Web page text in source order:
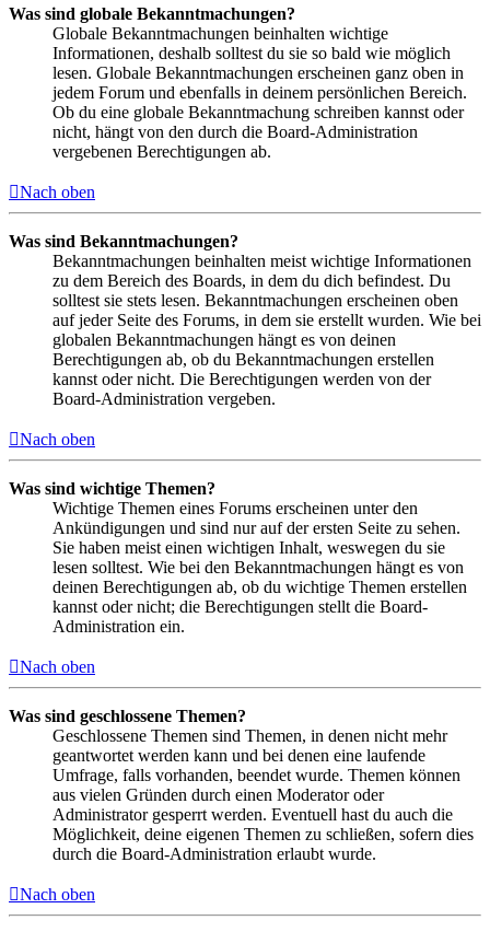
Was sind globale Bekanntmachungen?
Globale Bekanntmachungen beinhalten wichtige
Informationen, deshalb solltest du sie so bald wie möglich
lesen. Globale Bekanntmachungen erscheinen ganz oben in
jedem Forum und ebenfalls in deinem persönlichen Bereich.
Ob du eine globale Bekanntmachung schreiben kannst oder
nicht, hängt von den durch die Board-Administration
vergebenen Berechtigungen ab.
Nach oben
Was sind Bekanntmachungen?
Bekanntmachungen beinhalten meist wichtige Informationen
zu dem Bereich des Boards, in dem du dich befindest. Du
solltest sie stets lesen. Bekanntmachungen erscheinen oben
auf jeder Seite des Forums, in dem sie erstellt wurden. Wie bei
globalen Bekanntmachungen hängt es von deinen
Berechtigungen ab, ob du Bekanntmachungen erstellen
kannst oder nicht. Die Berechtigungen werden von der
Board-Administration vergeben.
Nach oben
Was sind wichtige Themen?
Wichtige Themen eines Forums erscheinen unter den
Ankündigungen und sind nur auf der ersten Seite zu sehen.
Sie haben meist einen wichtigen Inhalt, weswegen du sie
lesen solltest. Wie bei den Bekanntmachungen hängt es von
deinen Berechtigungen ab, ob du wichtige Themen erstellen
kannst oder nicht; die Berechtigungen stellt die Board-
Administration ein.
Nach oben
Was sind geschlossene Themen?
Geschlossene Themen sind Themen, in denen nicht mehr
geantwortet werden kann und bei denen eine laufende
Umfrage, falls vorhanden, beendet wurde. Themen können
aus vielen Gründen durch einen Moderator oder
Administrator gesperrt werden. Eventuell hast du auch die
Möglichkeit, deine eigenen Themen zu schließen, sofern dies
durch die Board-Administration erlaubt wurde.
Nach oben